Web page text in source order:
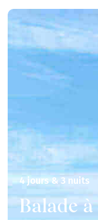
4 jours & 3 nuits
Balade